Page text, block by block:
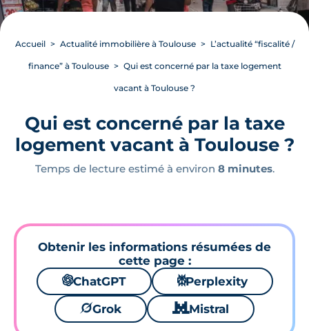
Accueil Actualité immobilière à Toulouse L’actualité “fiscalité /
finance” à Toulouse Qui est concerné par la taxe logement
vacant à Toulouse ?
Qui est concerné par la taxe
logement vacant à Toulouse ?
Temps de lecture estimé à environ 8 minutes.
Obtenir les informations résumées de
cette page :
🌌ChatGPT ⚙Perplexity
🪐Grok 🐱 Mistral